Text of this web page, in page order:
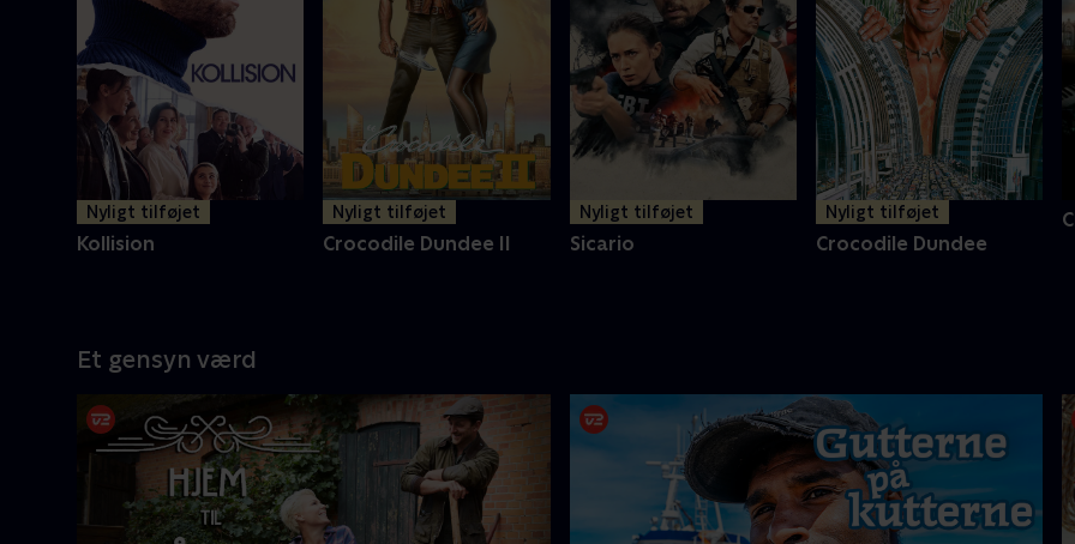
Nyligt tilføjet
Kollision
Nyligt tilføjet
Crocodile Dundee II
Nyligt tilføjet
Sicario
Nyligt tilføjet
Crocodile Dundee
Et gensyn værd